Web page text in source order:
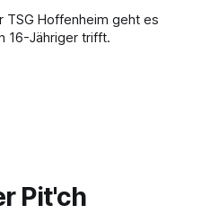
Hoffenheim geht es
16-Jähriger trifft.
Pit'ch